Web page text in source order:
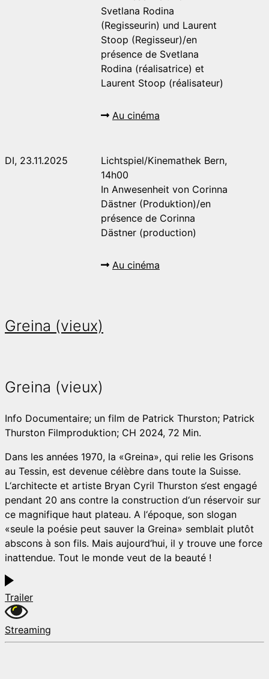
Svetlana Rodina
(Regisseurin) und Laurent
Stoop (Regisseur)/en
présence de Svetlana
Rodina (réalisatrice) et
Laurent Stoop (réalisateur)
Au cinéma
DI, 23.11.2025
Lichtspiel/Kinemathek Bern,
14h00
In Anwesenheit von Corinna
Dästner (Produktion)/en
présence de Corinna
Dästner (production)
Au cinéma
Greina (vieux)
Greina (vieux)
Info Documentaire; un film de Patrick Thurston; Patrick
Thurston Filmproduktion; CH 2024, 72 Min.
Dans les années 1970, la «Greina», qui relie les Grisons
au Tessin, est devenue célèbre dans toute la Suisse.
L‘architecte et artiste Bryan Cyril Thurston s‘est engagé
pendant 20 ans contre la construction d‘un réservoir sur
ce magnifique haut plateau. A l‘époque, son slogan
«seule la poésie peut sauver la Greina» semblait plutôt
abscons à son fils. Mais aujourd‘hui, il y trouve une force
inattendue. Tout le monde veut de la beauté !
Trailer
Streaming